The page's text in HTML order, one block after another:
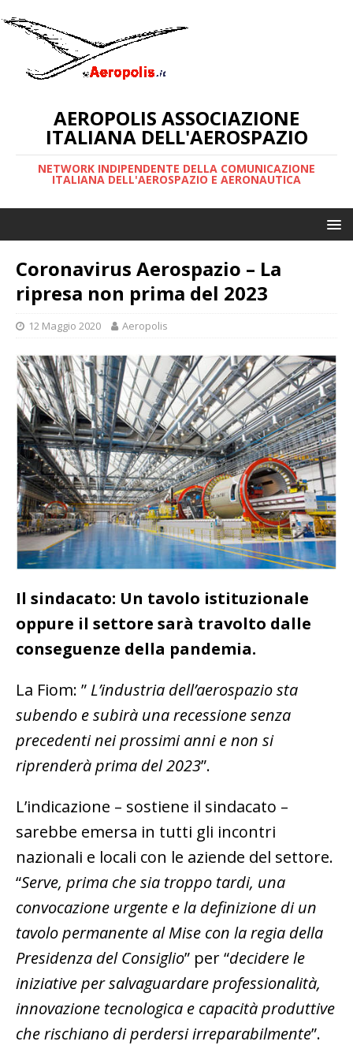
AEROPOLIS ASSOCIAZIONE
ITALIANA DELL'AEROSPAZIO
NETWORK INDIPENDENTE DELLA COMUNICAZIONE
ITALIANA DELL'AEROSPAZIO E AERONAUTICA
Coronavirus Aerospazio – La
ripresa non prima del 2023
12 Maggio 2020 Aeropolis
Il sindacato: Un tavolo istituzionale
oppure il settore sarà travolto dalle
conseguenze della pandemia.
La Fiom: ” L’industria dell’aerospazio sta
subendo e subirà una recessione senza
precedenti nei prossimi anni e non si
riprenderà prima del 2023”.
L’indicazione – sostiene il sindacato –
sarebbe emersa in tutti gli incontri
nazionali e locali con le aziende del settore.
“Serve, prima che sia troppo tardi, una
convocazione urgente e la definizione di un
tavolo permanente al Mise con la regia della
Presidenza del Consiglio” per “decidere le
iniziative per salvaguardare professionalità,
innovazione tecnologica e capacità produttive
che rischiano di perdersi irreparabilmente”.